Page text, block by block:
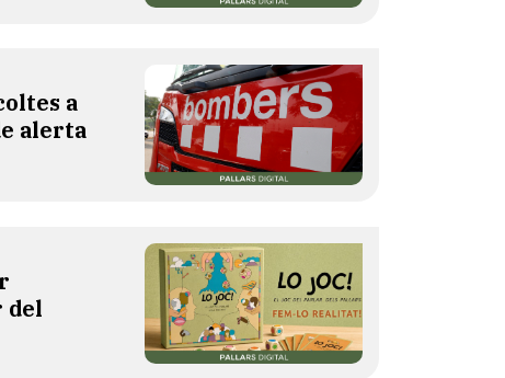
a
alerta
del